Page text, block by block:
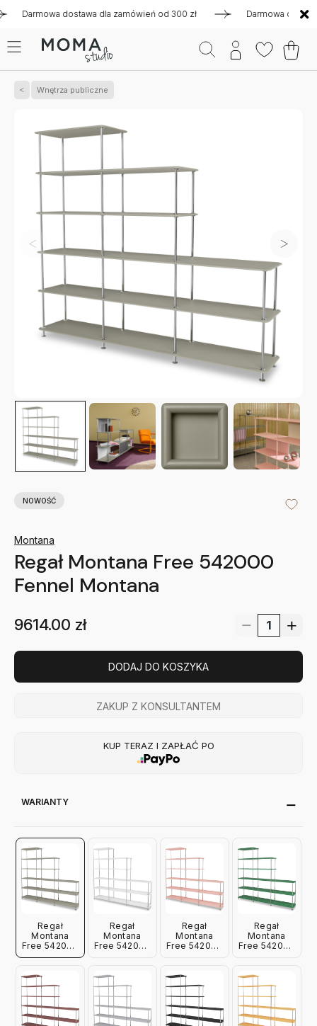
dostawa dla zamówień od 300 zł Darmowa dostawa
Wnętrza publiczne
NOWOŚĆ
Montana
Regał Montana Free 542000
Fennel Montana
9614.00 zł
DODAJ DO KOSZYKA
ZAKUP Z KONSULTANTEM
KUP TERAZ I ZAPŁAĆ PO
WARIANTY
Regał
Montana
Free 542000
Fennel
Regał
Montana
Free 542000
Regał
Montana
Free 542000
Regał
Montana
Free 542000